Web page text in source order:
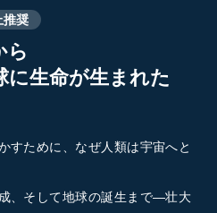
推奨
ら
に生命が生まれた
すために、なぜ人類は宇宙へと
、そして地球の誕生まで―壮大